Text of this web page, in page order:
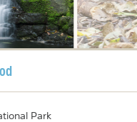
Park